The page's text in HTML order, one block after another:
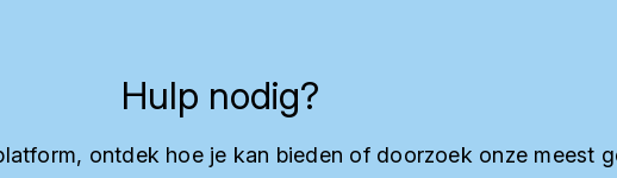
Hulp nodig?
ontdek hoe je kan bieden of doorzoek onze meest